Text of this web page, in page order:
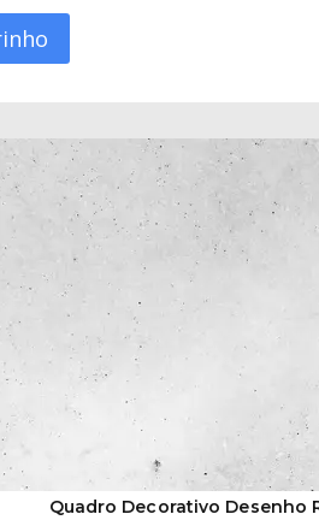
Quadro Decorativo Desenho